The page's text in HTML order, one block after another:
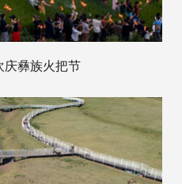
庆彝族火把节